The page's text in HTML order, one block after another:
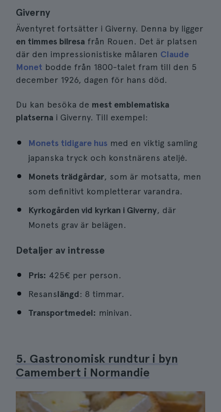
Giverny
Äventyret fortsätter i Giverny. Denna by ligger
en timmes bilresa från Rouen. Det är platsen
där den impressionistiske målaren Claude
Monet bodde från 1800-talet fram till den 5
december 1926, dagen för hans död.
Du kan besöka de mest emblematiska
platserna i Giverny. Till exempel:
Monets tidigare hus med en viktig samling
japanska tryck och konstnärens ateljé.
Monets trädgårdar, som är motsatta, men
som definitivt kompletterar varandra.
Kyrkogården vid kyrkan i Giverny, där
Monets grav är belägen.
Detaljer av intresse
Pris: 425€ per person.
Resanslängd: 8 timmar.
Transportmedel: minivan.
5. Gastronomisk rundtur i byn
Camembert i Normandie